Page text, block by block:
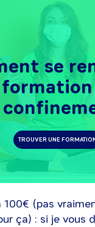
se
TROUVER UNE
100€ (pas
ça) : si je vous